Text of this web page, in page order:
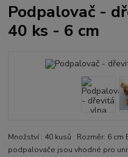
Podpalovač -
40 ks - 6 cm
Množství : 40 kusů Rozměr: 6
podpalovače jsou vhodné pro